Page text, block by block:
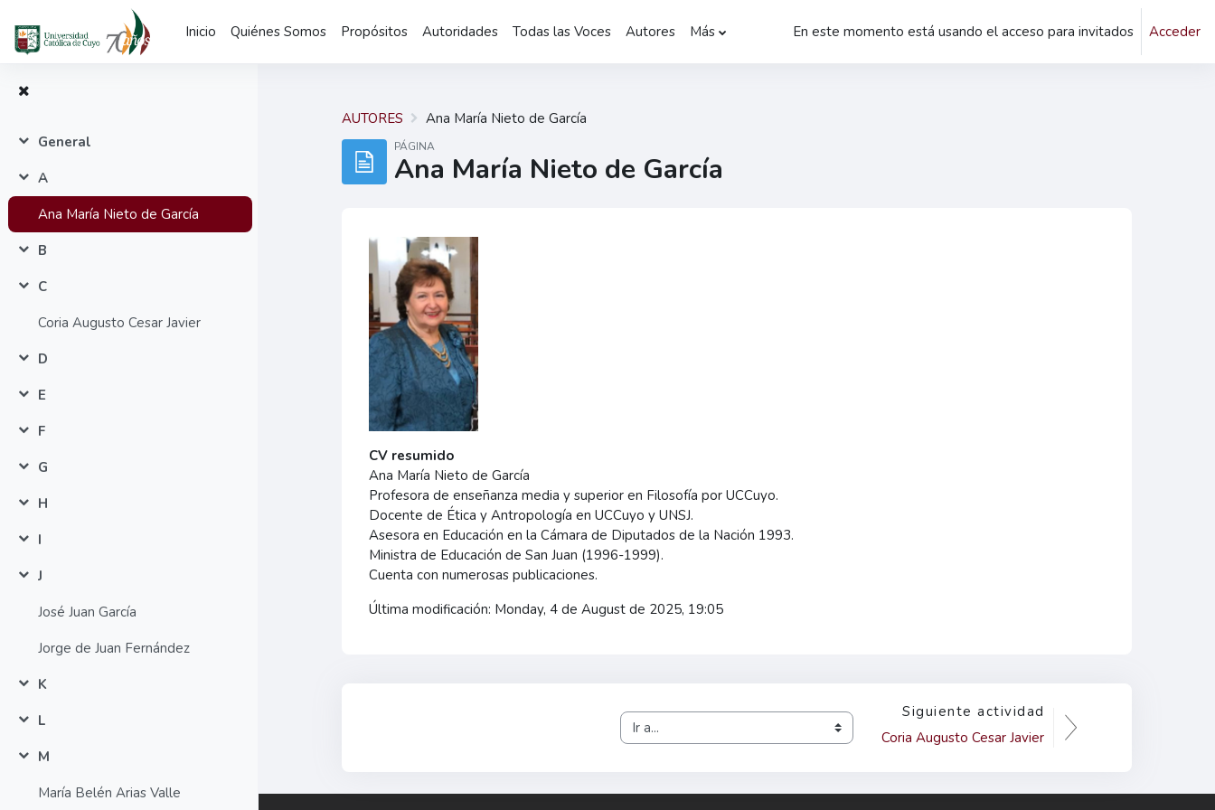
Salta al contenido principal Inicio Quiénes Somos Propósitos Autoridades Todas las Voces Autores Más En este momento está usando el acceso para invitados Acceder
Colapsar
General
Colapsar
A
Ana María Nieto de García
Colapsar
B
Colapsar
C
Coria Augusto Cesar Javier
Colapsar
D
Colapsar
E
Colapsar
F
Colapsar
G
Colapsar
H
Colapsar
I
Colapsar
J
José Juan García
Jorge de Juan Fernández
Colapsar
K
Colapsar
L
Colapsar
M
María Belén Arias Valle
AUTORES Ana María Nieto de García
PÁGINA
Ana María Nieto de García
CV resumido
Ana María Nieto de García
Profesora de enseñanza media y superior en Filosofía por UCCuyo.
Docente de Ética y Antropología en UCCuyo y UNSJ.
Asesora en Educación en la Cámara de Diputados de la Nación 1993.
Ministra de Educación de San Juan (1996-1999).
Cuenta con numerosas publicaciones.
Última modificación: Monday, 4 de August de 2025, 19:05
Ir a...
Siguiente actividad
Coria Augusto Cesar Javier